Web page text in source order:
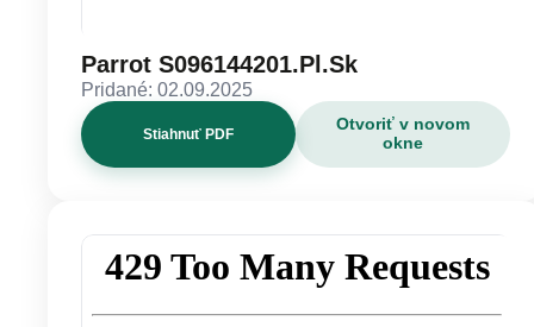
Parrot S096144201.Pl.Sk
Pridané: 02.09.2025
Stiahnuť PDF
Otvoriť v novom
okne